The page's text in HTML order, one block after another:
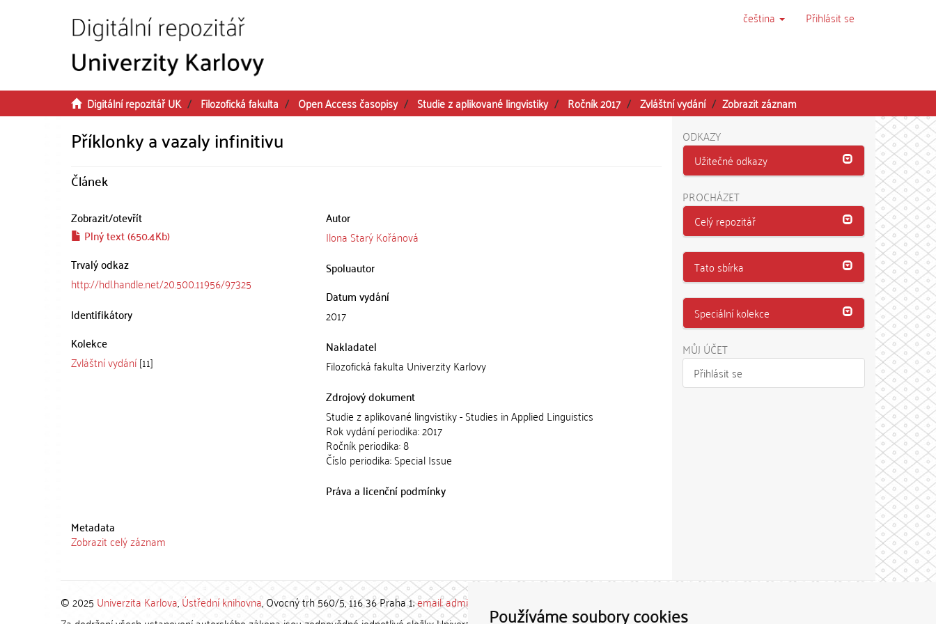
Používáme soubory cookies
čeština Přihlásit se
Digitální repozitář UK Filozofická fakulta Open Access časopisy Studie z aplikované lingvistiky Ročník 2017 Zvláštní vydání Zobrazit záznam
Příklonky a vazaly infinitivu
Článek
Zobrazit/otevřít
Plný text (650.4Kb)
Trvalý odkaz
http://hdl.handle.net/20.500.11956/97325
Identifikátory
Kolekce
Zvláštní vydání[11]
Autor
Ilona Starý Kořánová
Spoluautor
Datum vydání
2017
Nakladatel
Filozofická fakulta Univerzity Karlovy
Zdrojový dokument
Studie z aplikované lingvistiky - Studies in Applied Linguistics
Rok vydání periodika: 2017
Ročník periodika: 8
Číslo periodika: Special Issue
Práva a licenční podmínky
Metadata
Zobrazit celý záznam
ODKAZY
Užitečné odkazy
PROCHÁZET
Celý repozitář
Tato sbírka
Speciální kolekce
MŮJ ÚČET
Přihlásit se
© 2025 Univerzita Karlova,Ústřední knihovna, Ovocný trh 560/5, 116 36 Praha 1;email: admin-repozitar [at] cuni.cz